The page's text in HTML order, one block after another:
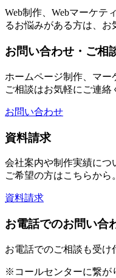
Web制作、Webマーケテ
るお悩みがある方は、お
お問い合わせ・ご相
ホームページ制作、マー
ご相談はお気軽にご連絡
お問い合わせ
資料請求
会社案内や制作実績につ
ご希望の方はこちらから。
資料請求
お電話でのお問い合
お電話でのご相談も受け
※コールセンターに繋が